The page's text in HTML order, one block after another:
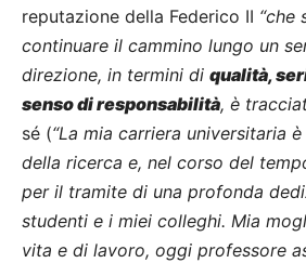
reputazione della Federico II “che
continuare il cammino lungo un
direzione, in termini di qualità,
senso di responsabilità, è
sé (“La mia carriera universitaria
della ricerca e, nel corso del
per il tramite di una profonda
studenti e i miei colleghi. Mia
vita e di lavoro, oggi professore